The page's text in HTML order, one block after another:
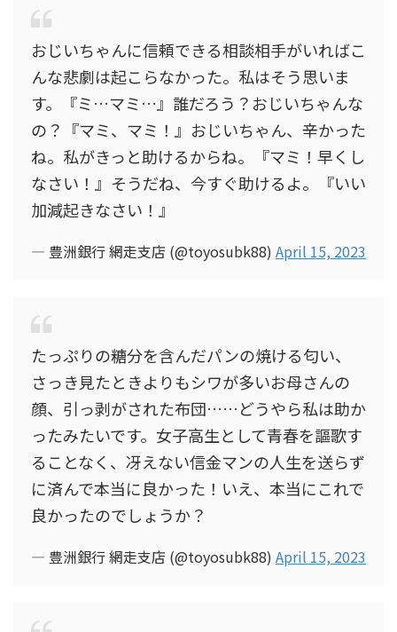
おじいちゃんに信頼できる相談相手がいればこ
んな悲劇は起こらなかった。私はそう思いま
す。『ミ…マミ…』誰だろう？おじいちゃんな
の？『マミ、マミ！』おじいちゃん、辛かった
ね。私がきっと助けるからね。『マミ！早くし
なさい！』そうだね、今すぐ助けるよ。『いい
加減起きなさい！』
— 豊洲銀行 網走支店 (@toyosubk88) April 15, 2023
たっぷりの糖分を含んだパンの焼ける匂い、
さっき見たときよりもシワが多いお母さんの
顔、引っ剥がされた布団……どうやら私は助か
ったみたいです。女子高生として青春を謳歌す
ることなく、冴えない信金マンの人生を送らず
に済んで本当に良かった！いえ、本当にこれで
良かったのでしょうか？
— 豊洲銀行 網走支店 (@toyosubk88) April 15, 2023